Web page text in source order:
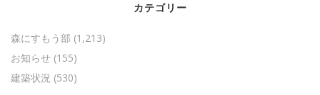
カテゴリー
森にすもう部 (1,213)
お知らせ (155)
建築状況 (530)